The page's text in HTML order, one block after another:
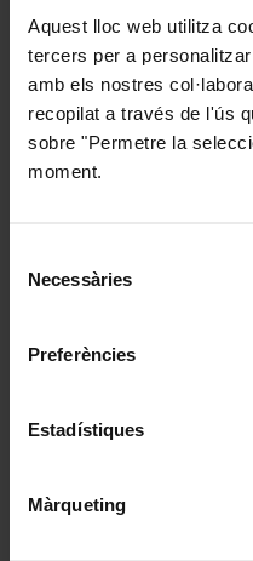
Aquest lloc web utilitza
tercers per a
amb els nostres
recopilat a través de l'ús
sobre "Permetre la
moment.
Necessàries
Preferències
Estadístiques
Màrqueting